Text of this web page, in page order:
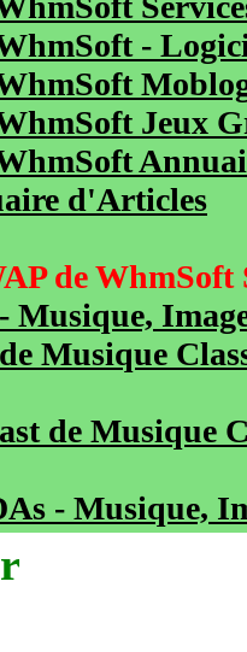
-
Jeux
d'Articles
de WhmSoft
Musique,
Musique
de Musique
- Musique,